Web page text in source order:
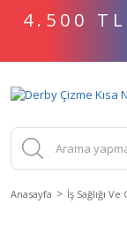
4.500
Anasayfa İş Sağlığı